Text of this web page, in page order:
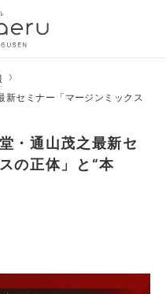
新セミナー「 マージンミックス
・通山茂之最新セ
の正体」と“本